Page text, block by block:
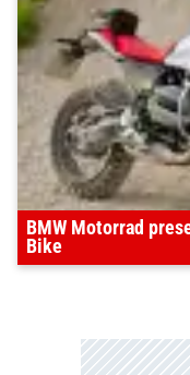
BMW Motorrad
Bike